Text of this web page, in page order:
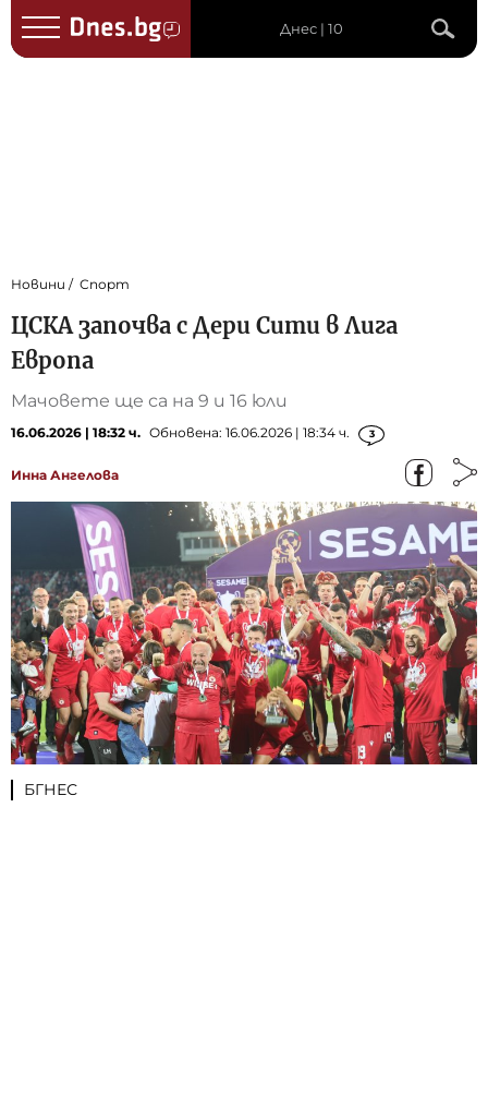
Днес | 10
Новини Спорт
ЦСКА започва с Дери Сити в Лига
Европа
Мачовете ще са на 9 и 16 юли
16.06.2026 | 18:32 ч. Обновена: 16.06.2026 | 18:34 ч. 3
Инна Ангелова
БГНЕС